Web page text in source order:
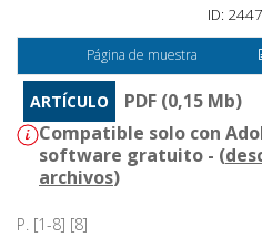
ID:
Página de muestra
ARTÍCULO
PDF (0,15 Mb)
Compatible solo con
software gratuito - (
archivos)
P. [1-8] [8]